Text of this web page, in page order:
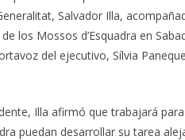
Salvador Illa,
los Mossos d’Esquadra en
del ejecutivo, Sílvia
Illa afirmó que trabajará
puedan desarrollar su tarea